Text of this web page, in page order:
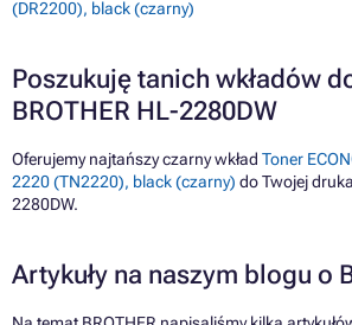
(DR2200), black (czarny)
Poszukuję tanich wkładów
BROTHER HL-2280DW
Oferujemy najtańszy czarny wkład Toner
2220 (TN2220), black (czarny) do Twojej
2280DW.
Artykuły na naszym blogu o